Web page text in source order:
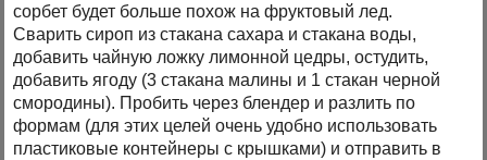
сорбет будет больше похож на фруктовый лед.
Сварить сироп из стакана сахара и стакана воды,
добавить чайную ложку лимонной цедры, остудить,
добавить ягоду (3 стакана малины и 1 стакан черной
смородины). Пробить через блендер и разлить по
формам (для этих целей очень удобно использовать
пластиковые контейнеры с крышками) и отправить в